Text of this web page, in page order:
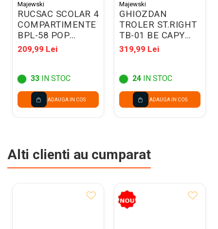
Majewski
RUCSAC SCOLAR 4
COMPARTIMENTE
BPL-58 POP
DEMON HUNTERS
VIOLET 304767
209,99 Lei
33 IN STOC
ADAUGA IN COS
Majewski
GHIOZDAN
TROLER ST.RIGHT
TB-01 BE CAPY
300776
319,99 Lei
24 IN STOC
ADAUGA IN COS
Alti clienti au cumparat